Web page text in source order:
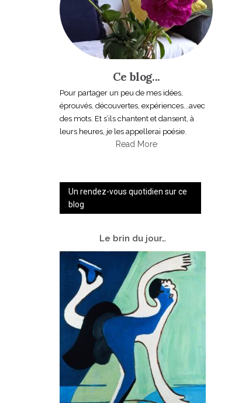
Ce blog...
Pour partager un peu de mes idées,
éprouvés, découvertes, expériences...avec
des mots. Et s’ils chantent et dansent, à
leurs heures, je les appellerai poésie.
Read More
Un rendez-vous quotidien sur ce
blog
Le brin du jour…